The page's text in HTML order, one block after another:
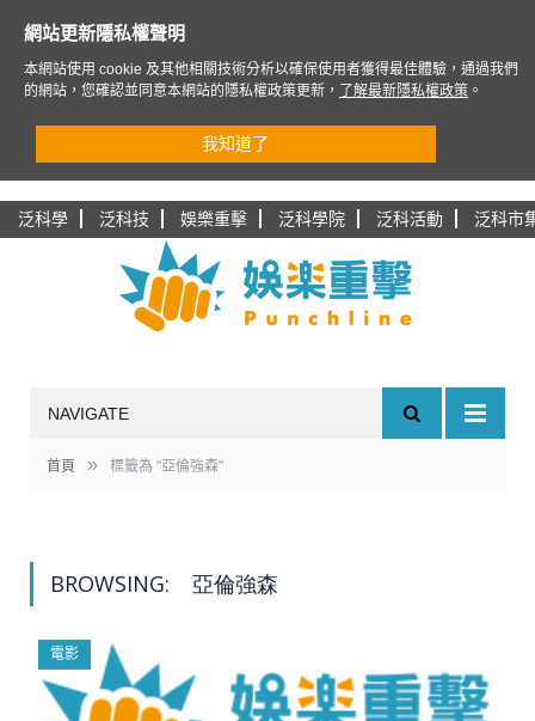
泛科學 泛科技 娛樂重擊 泛科學院 泛科活動 泛科市
NAVIGATE
首頁 » 標籤為 "亞倫強森"
BROWSING: 亞倫強森
電影
網站更新隱私權聲明
本網站使用 cookie 及其他相關技術分析以確保使用者獲得最佳體驗，通過我們
的網站，您確認並同意本網站的隱私權政策更新，
了解最新隱私權政策 。
我知道了